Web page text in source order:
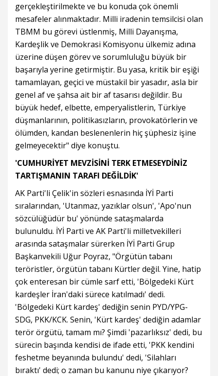
gerçekleştirilmekte ve bu konuda çok önemli
mesafeler alınmaktadır. Milli iradenin temsilcisi olan
TBMM bu görevi üstlenmiş, Milli Dayanışma,
Kardeşlik ve Demokrasi Komisyonu ülkemiz adına
üzerine düşen görev ve sorumluluğu büyük bir
başarıyla yerine getirmiştir. Bu yasa, kritik bir eşiği
tamamlayan, geçici ve müstakil bir yasadır, asla bir
genel af ve şahsa ait bir af tasarısı değildir. Bu
büyük hedef, elbette, emperyalistlerin, Türkiye
düşmanlarının, politikasızların, provokatörlerin ve
ölümden, kandan beslenenlerin hiç şüphesiz işine
gelmeyecektir" diye konuştu.
'CUMHURİYET MEVZİSİNİ TERK ETMESEYDİNİZ
TARTIŞMANIN TARAFI DEĞİLDİK'
AK Parti'li Çelik'in sözleri esnasında İYİ Parti
sıralarından, 'Utanmaz, yazıklar olsun', 'Apo'nun
sözcülüğüdür bu' yönünde sataşmalarda
bulunuldu. İYİ Parti ve AK Parti'li milletvekilleri
arasında sataşmalar sürerken İYİ Parti Grup
Başkanvekili Uğur Poyraz, "Örgütün tabanı
teröristler, örgütün tabanı Kürtler değil. Yine, hatip
çok enteresan bir cümle sarf etti, 'Bölgedeki Kürt
kardeşler İran'daki sürece katılmadı' dedi.
'Bölgedeki Kürt kardeş' dediğin senin PYD/YPG-
SDG, PKK/KCK. Senin, 'Kürt kardeş' dediğin adamlar
terör örgütü, tamam mı? Şimdi 'pazarlıksız' dedi, bu
sürecin başında kendisi de ifade etti, 'PKK kendini
feshetme beyanında bulundu' dedi, 'Silahları
bıraktı' dedi; o zaman bu kanunu niye çıkarıyor?